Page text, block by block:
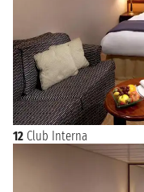
12 Club Interna